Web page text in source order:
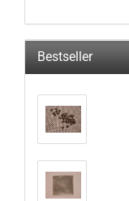
EIN.
Bestseller